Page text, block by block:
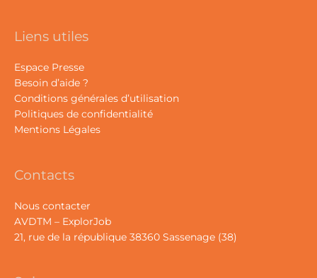
Liens utiles
Espace Presse
Besoin d’aide ?
Conditions générales d’utilisation
Politiques de confidentialité
Mentions Légales
Contacts
Nous contacter
AVDTM – ExplorJob
21, rue de la république 38360 Sassenage (38)